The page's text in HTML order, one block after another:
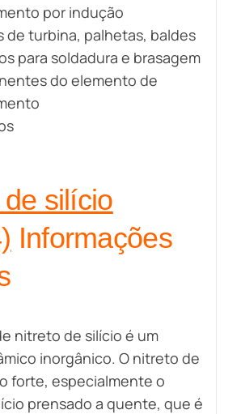
por indução
de turbina, palhetas, baldes
para soldadura e brasagem
do elemento de
silício
Informações
nitreto de silício é um
inorgânico. O nitreto de
forte, especialmente o
prensado a quente, que é